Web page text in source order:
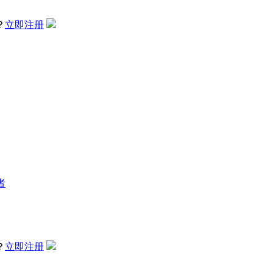
立即注册
立即注册